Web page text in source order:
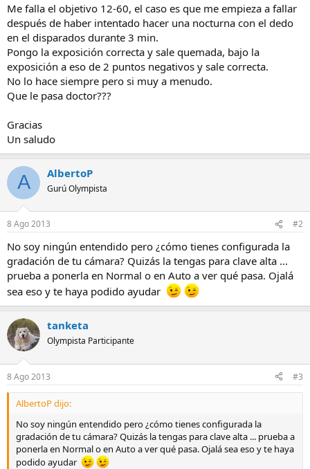
l
t
e
m
a
i
o
Me falla el objetivo 12-60, el caso es que me empieza a fallar
después de haber intentado hacer una nocturna con el dedo
en el disparados durante 3 min.
Pongo la exposición correcta y sale quemada, bajo la
exposición a eso de 2 puntos negativos y sale correcta.
No lo hace siempre pero si muy a menudo.
Que le pasa doctor???
Gracias
Un saludo
A AlbertoP
Gurú Olympista
8 Ago 2013 #2
No soy ningún entendido pero ¿cómo tienes configurada la
gradación de tu cámara? Quizás la tengas para clave alta ...
prueba a ponerla en Normal o en Auto a ver qué pasa. Ojalá
sea eso y te haya podido ayudar
tanketa
Olympista Participante
8 Ago 2013 #3
AlbertoP dijo:
No soy ningún entendido pero ¿cómo tienes configurada la
gradación de tu cámara? Quizás la tengas para clave alta ... prueba a
ponerla en Normal o en Auto a ver qué pasa. Ojalá sea eso y te haya
podido ayudar